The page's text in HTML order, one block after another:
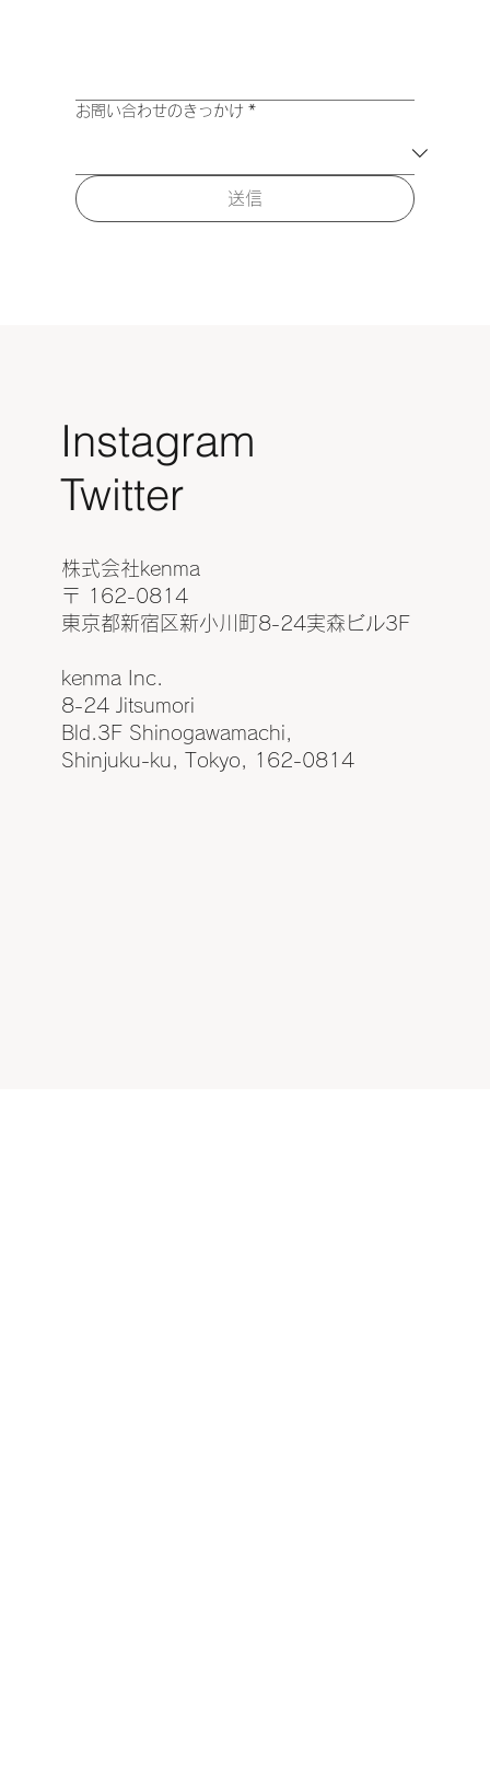
お問い合わせのきっかけ *
送信
Instagram
​Twitter
株式会社kenma
〒 162-0814
東京都新宿区新小川町8-24実森ビル3F
kenma Inc.
8-24 Jitsumori
Bld.3F Shinogawamachi,
Shinjuku-ku, Tokyo, 162-0814